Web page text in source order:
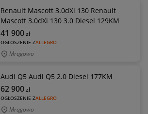
Renault Mascott 3.0dXi 130 Renault
Mascott 3.0dXi 130 3.0 Diesel 129KM
OGŁOSZENIE ZALLEGRO
41 900zł
Mrągowo
Audi Q5 Audi Q5 2.0 Diesel 177KM
OGŁOSZENIE ZALLEGRO
62 900zł
Mrągowo